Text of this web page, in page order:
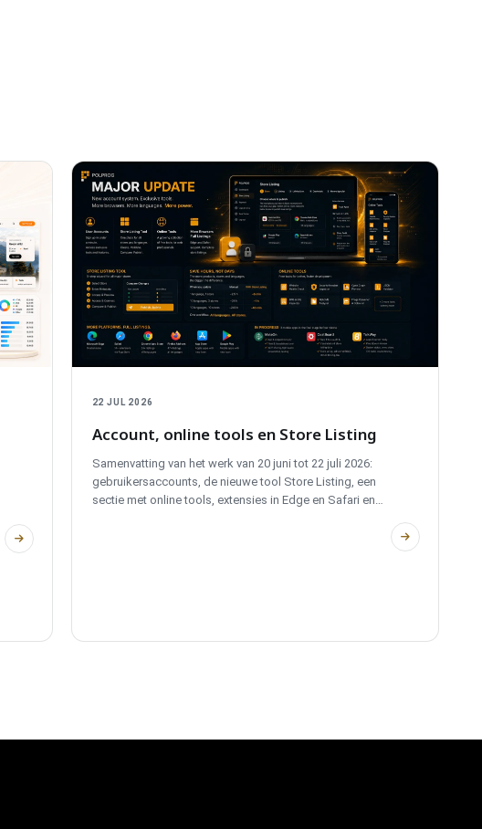
22 JUL 2026
Account, online tools en Store Listing
Samenvatting van het werk van 20 juni tot 22 juli 2026:
gebruikersaccounts, de nieuwe tool Store Listing, een
sectie met online tools, extensies in Edge en Safari en